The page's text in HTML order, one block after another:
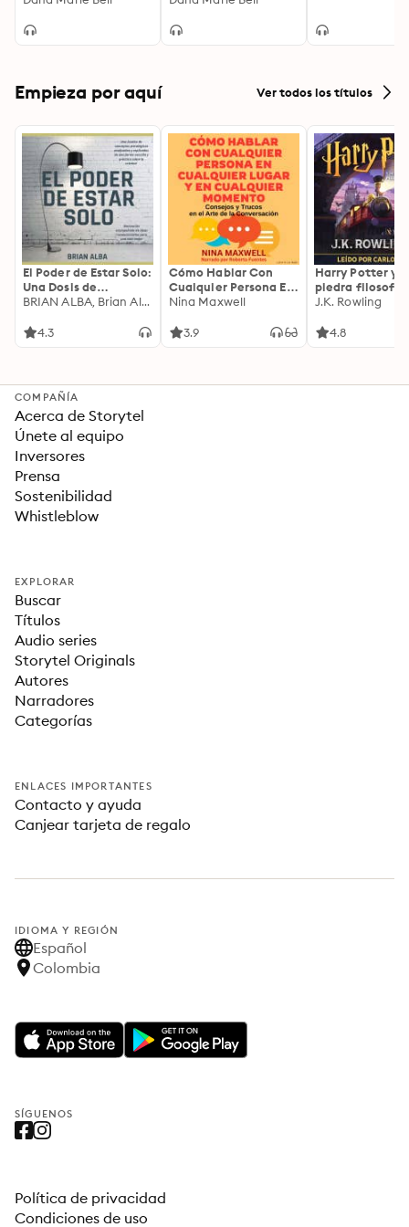
Empieza por aquí Ver todos los títulos
El Poder de Estar Solo:
Una Dosis de
Motivación
Ideas Revolucionarias
BRIAN ALBA, Brian Alba
4.3
Cómo Hablar Con
Cualquier Persona En
Cualquier Lugar Y En
Nina Maxwell
3.9
Harry Potter y
piedra filosofal
J.K. Rowling
4.8
COMPAÑÍA
Acerca de Storytel
Únete al equipo
Inversores
Prensa
Sostenibilidad
Whistleblow
EXPLORAR
Buscar
Títulos
Audio series
Storytel Originals
Autores
Narradores
Categorías
ENLACES IMPORTANTES
Contacto y ayuda
Canjear tarjeta de regalo
IDIOMA Y REGIÓN
Español
Colombia
SÍGUENOS
Política de privacidad
Condiciones de uso